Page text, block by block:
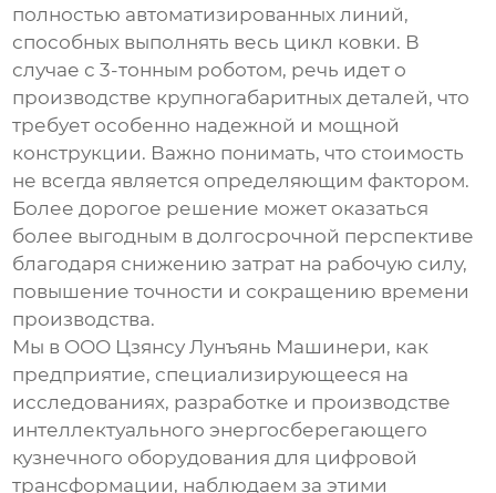
полностью автоматизированных линий,
способных выполнять весь цикл ковки. В
случае с 3-тонным роботом, речь идет о
производстве крупногабаритных деталей, что
требует особенно надежной и мощной
конструкции. Важно понимать, что стоимость
не всегда является определяющим фактором.
Более дорогое решение может оказаться
более выгодным в долгосрочной перспективе
благодаря снижению затрат на рабочую силу,
повышение точности и сокращению времени
производства.
Мы в ООО Цзянсу Лунъянь Машинери, как
предприятие, специализирующееся на
исследованиях, разработке и производстве
интеллектуального энергосберегающего
кузнечного оборудования для цифровой
трансформации, наблюдаем за этими